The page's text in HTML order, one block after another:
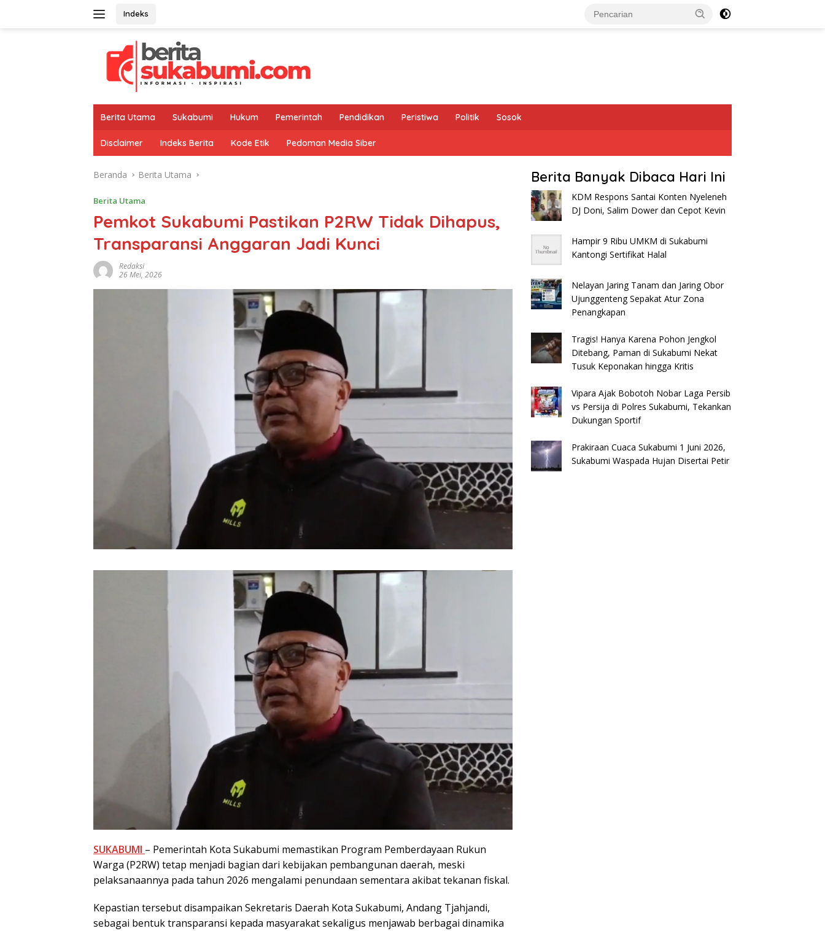
Indeks
Berita Utama Sukabumi Hukum Pemerintah Pendidikan Peristiwa Politik Sosok
Disclaimer Indeks Berita Kode Etik Pedoman Media Siber
Beranda Berita Utama
Berita Utama
Pemkot Sukabumi Pastikan P2RW Tidak Dihapus,
Transparansi Anggaran Jadi Kunci
Redaksi
26 Mei, 2026
SUKABUMI – Pemerintah Kota Sukabumi memastikan Program Pemberdayaan Rukun
Warga (P2RW) tetap menjadi bagian dari kebijakan pembangunan daerah, meski
pelaksanaannya pada tahun 2026 mengalami penundaan sementara akibat tekanan fiskal.
Kepastian tersebut disampaikan Sekretaris Daerah Kota Sukabumi, Andang Tjahjandi,
sebagai bentuk transparansi kepada masyarakat sekaligus menjawab berbagai dinamika
Berita Banyak Dibaca Hari Ini
KDM Respons Santai Konten Nyeleneh
DJ Doni, Salim Dower dan Cepot Kevin
Hampir 9 Ribu UMKM di Sukabumi
Kantongi Sertifikat Halal
Nelayan Jaring Tanam dan Jaring Obor
Ujunggenteng Sepakat Atur Zona
Penangkapan
Tragis! Hanya Karena Pohon Jengkol
Ditebang, Paman di Sukabumi Nekat
Tusuk Keponakan hingga Kritis
Vipara Ajak Bobotoh Nobar Laga Persib
vs Persija di Polres Sukabumi, Tekankan
Dukungan Sportif
Prakiraan Cuaca Sukabumi 1 Juni 2026,
Sukabumi Waspada Hujan Disertai Petir